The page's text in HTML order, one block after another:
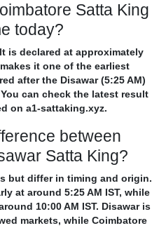
Satta King
today?
is declared at approximately
it one of the earliest
after the Disawar (5:25 AM)
can check the latest result
on a1-sattaking.xyz.
between
Satta King?
but differ in timing and origin.
at around 5:25 AM IST, while
10:00 AM IST. Disawar is
markets, while Coimbatore